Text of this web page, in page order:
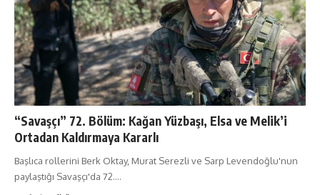
“Savaşçı” 72. Bölüm: Kağan Yüzbaşı, Elsa ve Melik’i
Ortadan Kaldırmaya Kararlı
Başlıca rollerini Berk Oktay, Murat Serezli ve Sarp Levendoğlu'nun
paylaştığı Savaşçı'da 72.…